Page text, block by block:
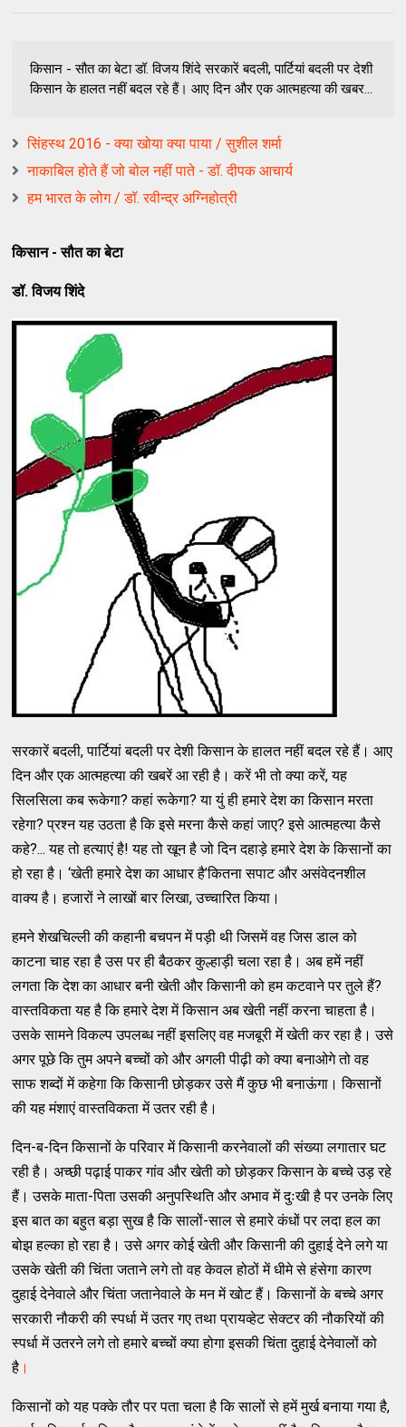
किसान - सौत का बेटा डॉ. विजय शिंदे सरकारें बदली, पार्टियां बदली पर देशी
किसान के हालत नहीं बदल रहे हैं। आए दिन और एक आत्महत्या की खबर...
सिंहस्थ 2016 - क्या खोया क्या पाया / सुशील शर्मा
नाकाबिल होते हैं जो बोल नहीं पाते - डॉ. दीपक आचार्य
हम भारत के लोग / डॉ. रवीन्द्र अग्निहोत्री
किसान - सौत का बेटा
डॉ. विजय शिंदे
सरकारें बदली, पार्टियां बदली पर देशी किसान के हालत नहीं बदल रहे हैं। आए
दिन और एक आत्महत्या की खबरें आ रही है। करें भी तो क्या करें, यह
सिलसिला कब रूकेगा? कहां रूकेगा? या युं ही हमारे देश का किसान मरता
रहेगा? प्रश्न यह उठता है कि इसे मरना कैसे कहां जाए? इसे आत्महत्या कैसे
कहे?... यह तो हत्याएं है! यह तो खून है जो दिन दहाड़े हमारे देश के किसानों का
हो रहा है। ‘खेती हमारे देश का आधार है’कितना सपाट और असंवेदनशील
वाक्य है। हजारों ने लाखों बार लिखा, उच्चारित किया।
हमने शेखचिल्ली की कहानी बचपन में पड़ी थी जिसमें वह जिस डाल को
काटना चाह रहा है उस पर ही बैठकर कुल्हाड़ी चला रहा है। अब हमें नहीं
लगता कि देश का आधार बनी खेती और किसानी को हम कटवाने पर तुले हैं?
वास्तविकता यह है कि हमारे देश में किसान अब खेती नहीं करना चाहता है।
उसके सामने विकल्प उपलब्ध नहीं इसलिए वह मजबूरी में खेती कर रहा है। उसे
अगर पूछे कि तुम अपने बच्चों को और अगली पीढ़ी को क्या बनाओगे तो वह
साफ शब्दों में कहेगा कि किसानी छोड़कर उसे मैं कुछ भी बनाऊंगा। किसानों
की यह मंशाएं वास्तविकता में उतर रही है।
दिन-ब-दिन किसानों के परिवार में किसानी करनेवालों की संख्या लगातार घट
रही है। अच्छी पढ़ाई पाकर गांव और खेती को छोड़कर किसान के बच्चे उड़ रहे
हैं। उसके माता-पिता उसकी अनुपस्थिति और अभाव में दुःखी है पर उनके लिए
इस बात का बहुत बड़ा सुख है कि सालों-साल से हमारे कंधों पर लदा हल का
बोझ हल्का हो रहा है। उसे अगर कोई खेती और किसानी की दुहाई देने लगे या
उसके खेती की चिंता जताने लगे तो वह केवल होठों में धीमे से हंसेगा कारण
दुहाई देनेवाले और चिंता जतानेवाले के मन में खोट हैं। किसानों के बच्चे अगर
सरकारी नौकरी की स्पर्धा में उतर गए तथा प्रायव्हेट सेक्टर की नौकरियों की
स्पर्धा में उतरने लगे तो हमारे बच्चों क्या होगा इसकी चिंता दुहाई देनेवालों को
है ।
किसानों को यह पक्के तौर पर पता चला है कि सालों से हमें मुर्ख बनाया गया है,